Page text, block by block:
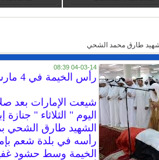
طارق محمد الشحي
04-03-14 08:39
رأس الخيمة في 4 مارس / وام /
شيعت الإمارات بعد
اليوم " الثلاثاء " جنازة
الشهيد طارق الشحي
رأسه في بلدة شعم
الخيمة وسط حشود